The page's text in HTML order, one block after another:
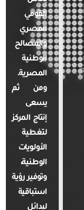
القومي
المصري
والمصالح
الوطنية
المصرية.
ومن ثم
يسعى
إنتاج المركز
لتغطية
الأولويات
الوطنية،
وتوفير رؤية
استباقية
لبدائل